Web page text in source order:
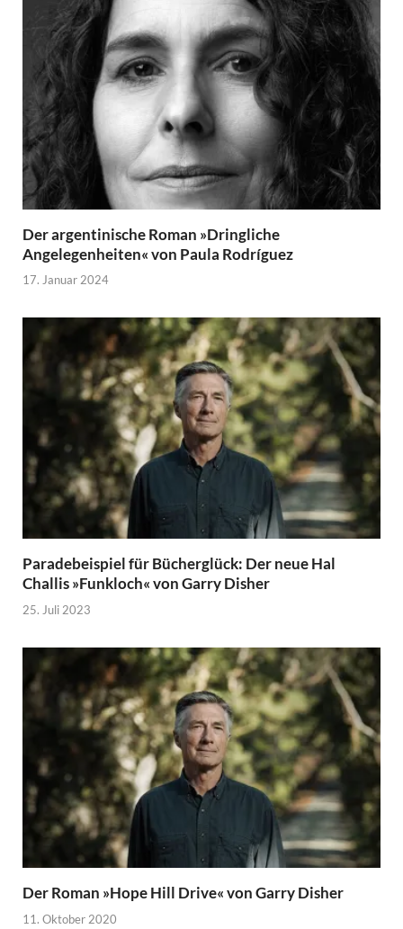
Der argentinische Roman »Dringliche
Angelegenheiten« von Paula Rodríguez
17. Januar 2024
Paradebeispiel für Bücherglück: Der neue Hal
Challis »Funkloch« von Garry Disher
25. Juli 2023
Der Roman »Hope Hill Drive« von Garry Disher
11. Oktober 2020